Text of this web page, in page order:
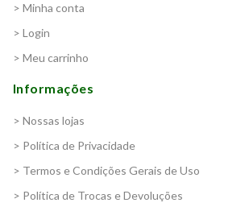
> Minha conta
> Login
> Meu carrinho
Informações
> Nossas lojas
> Política de Privacidade
> Termos e Condições Gerais de Uso
> Política de Trocas e Devoluções